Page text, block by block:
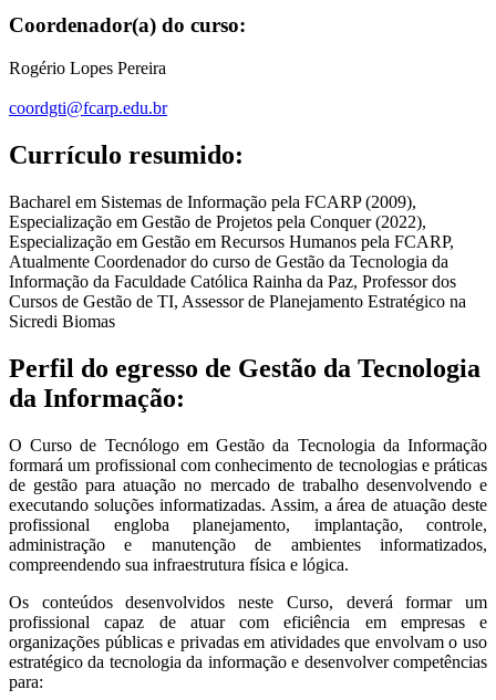
Coordenador(a) do curso:
Rogério Lopes Pereira
coordgti@fcarp.edu.br
Currículo resumido:
Bacharel em Sistemas de Informação pela FCARP (2009),
Especialização em Gestão de Projetos pela Conquer (2022),
Especialização em Gestão em Recursos Humanos pela FCARP,
Atualmente Coordenador do curso de Gestão da Tecnologia da
Informação da Faculdade Católica Rainha da Paz, Professor dos
Cursos de Gestão de TI, Assessor de Planejamento Estratégico na
Sicredi Biomas
Perfil do egresso de Gestão da Tecnologia
da Informação:
O Curso de Tecnólogo em Gestão da Tecnologia da Informação
formará um profissional com conhecimento de tecnologias e práticas
de gestão para atuação no mercado de trabalho desenvolvendo e
executando soluções informatizadas. Assim, a área de atuação deste
profissional engloba planejamento, implantação, controle,
administração e manutenção de ambientes informatizados,
compreendendo sua infraestrutura física e lógica.
Os conteúdos desenvolvidos neste Curso, deverá formar um
profissional capaz de atuar com eficiência em empresas e
organizações públicas e privadas em atividades que envolvam o uso
estratégico da tecnologia da informação e desenvolver competências
para: